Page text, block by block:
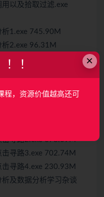
以及拾取过滤.exe
1.exe 745.90M
2.exe 96.31M
动任务框架.exe
.exe 732.28M
寻路1.exe 211.72M
寻路2.exe 678.09M
寻路3.exe 702.74M
寻路4.exe 230.93M
及数据分析学习杂谈
×
！！
，资源价值越高还可